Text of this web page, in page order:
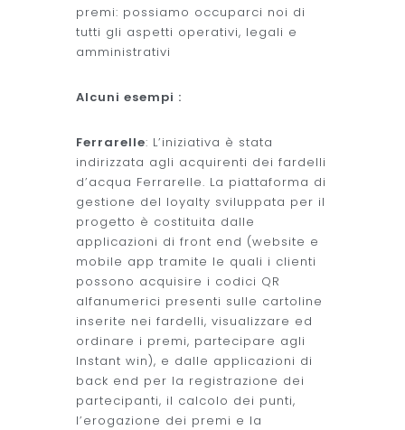
premi: possiamo occuparci noi di
tutti gli aspetti operativi, legali e
amministrativi
Alcuni esempi :
Ferrarelle: L’iniziativa è stata
indirizzata agli acquirenti dei fardelli
d’acqua Ferrarelle. La piattaforma di
gestione del loyalty sviluppata per il
progetto è costituita dalle
applicazioni di front end (website e
mobile app tramite le quali i clienti
possono acquisire i codici QR
alfanumerici presenti sulle cartoline
inserite nei fardelli, visualizzare ed
ordinare i premi, partecipare agli
Instant win), e dalle applicazioni di
back end per la registrazione dei
partecipanti, il calcolo dei punti,
l’erogazione dei premi e la